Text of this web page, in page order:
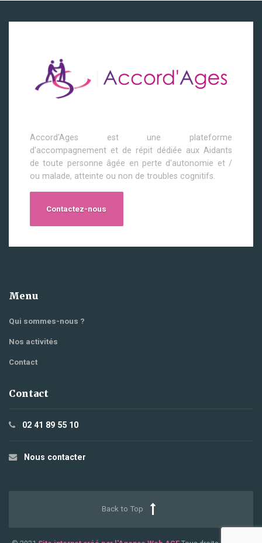
Accord'Ages est une plateforme
d'accompagnement et de répit dédiée aux Aidants
de toute personne âgée en perte d'autonomie et /
ou malade, atteinte ou non de troubles cognitifs.
Contactez-nous
Menu
Qui sommes-nous ?
Nos activités
Contact
Contact
02 41 89 55 10
Nous contacter
Back to Top